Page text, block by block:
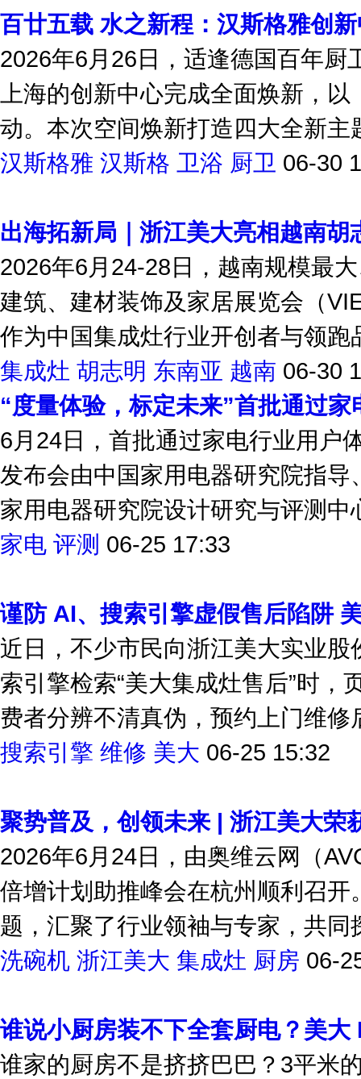
百廿五载 水之新程：汉斯格雅创
2026年6月26日，适逢德国百年
上海的创新中心完成全面焕新，
动。本次空间焕新打造四大全新主
汉斯格雅 汉斯格 卫浴 厨卫 06-30
出海拓新局｜浙江美大亮相越南胡
2026年6月24-28日，越南规模最
建筑、建材装饰及家居展览会（
作为中国集成灶行业开创者与领
集成灶 胡志明 东南亚 越南 06-30
“度量体验，标定未来”首批通过
6月24日，首批通过家电行业用户
发布会由中国家用电器研究院指
家用电器研究院设计研究与评测中
家电 评测 06-25 17:33
谨防 AI、搜索引擎虚假售后陷阱
近日，不少市民向浙江美大实业
索引擎检索“美大集成灶售后”时
费者分辨不清真伪，预约上门维修
搜索引擎 维修 美大 06-25 15:32
聚势普及，创领未来 | 浙江美大荣
2026年6月24日，由奥维云网（
倍增计划助推峰会在杭州顺利召开
题，汇聚了行业领袖与专家，共
洗碗机 浙江美大 集成灶 厨房 06-
谁说小厨房装不下全套厨电？美大
谁家的厨房不是挤挤巴巴？3平米